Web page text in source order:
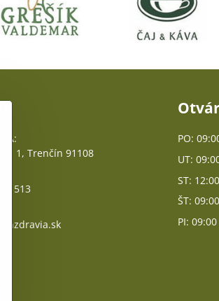
1, Trenčín 91108
513
PO:
UT:
ST:
ŠT:
PI: